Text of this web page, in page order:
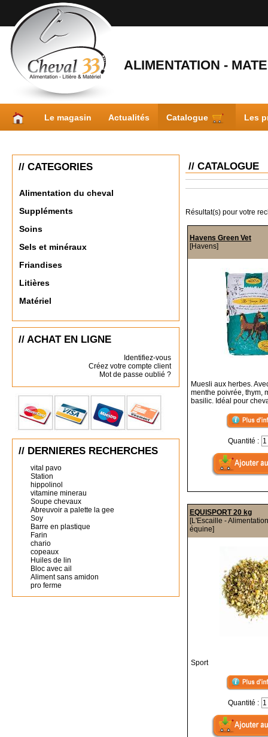
ALIMENTATION -
Le magasin Actualités Catalogue Les
// CATEGORIES
Alimentation du cheval
Suppléments
Soins
Sels et minéraux
Friandises
Litières
Matériel
// ACHAT EN LIGNE
Identifiez-vous
Créez votre compte client
Mot de passe oublié ?
// DERNIERES RECHERCHES
vital pavo
Station
hippolinol
vitamine minerau
Soupe chevaux
Abreuvoir a palette la gee
Soy
Barre en plastique
Farin
chario
copeaux
Huiles de lin
Bloc avec ail
Aliment sans amidon
pro ferme
// CATALOGUE
Résultat(s) pour votre
Havens Green Vet
[Havens]
Muesli aux herbes.
menthe poivrée, thym,
basilic. Idéal pour
Quantité :
EQUISPORT 20 kg
[L'Escaille - Alimentation
équine]
Sport
Quantité :